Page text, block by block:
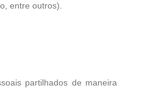
entre outros).
partilhados de maneira